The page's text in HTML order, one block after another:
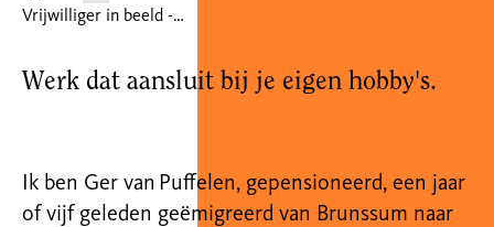
Vrijwilliger in beeld - Ger van Puffelen
Werk dat aansluit bij je eigen hobby's.
Ik ben Ger van Puffelen, gepensioneerd, een jaar
of vijf geleden geëmigreerd van Brunssum naar